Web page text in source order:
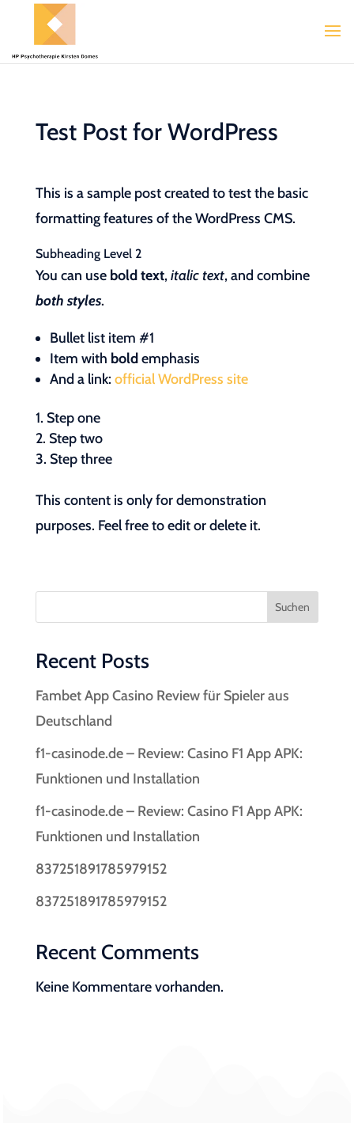
Test Post for WordPress
This is a sample post created to test the basic
formatting features of the WordPress CMS.
Subheading Level 2
You can use bold text,italic text, and combine
both styles.
Bullet list item #1
Item with boldemphasis
And a link: official WordPress site
Step one
Step two
Step three
This content is only for demonstration
purposes. Feel free to edit or delete it.
Suchen
Recent Posts
Fambet App Casino Review für Spieler aus
Deutschland
f1-casinode.de – Review: Casino F1 App APK:
Funktionen und Installation
f1-casinode.de – Review: Casino F1 App APK:
Funktionen und Installation
837251891785979152
837251891785979152
Recent Comments
Keine Kommentare vorhanden.